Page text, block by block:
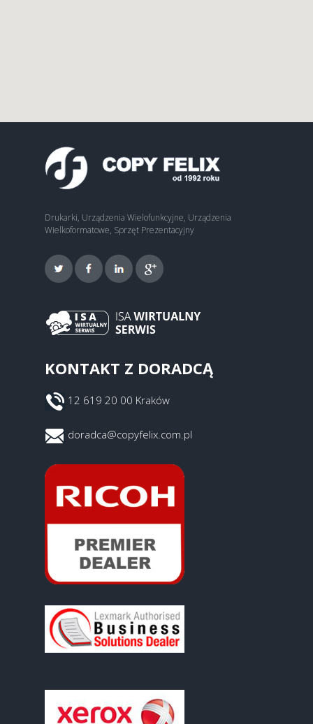
Drukarki, Urządzenia Wielofunkcyjne, Urządzenia
Wielkoformatowe, Sprzęt Prezentacyjny
KONTAKT Z DORADCĄ
12 619 20 00 Kraków
doradca@copyfelix.com.pl